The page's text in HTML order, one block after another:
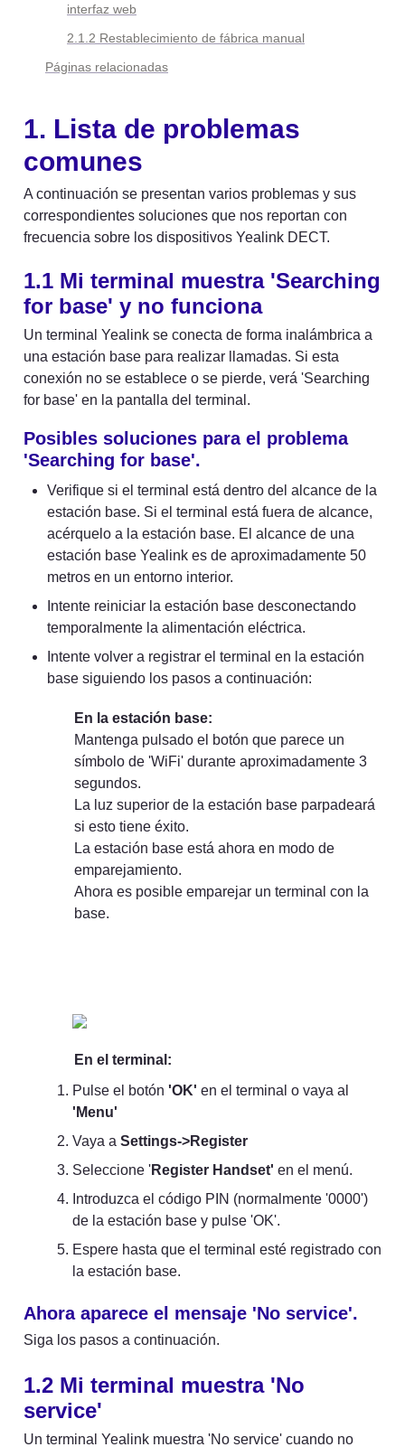
interfaz web
2.1.2 Restablecimiento de fábrica manual
Páginas relacionadas
1. Lista de problemas
comunes
A continuación se presentan varios problemas y sus
correspondientes soluciones que nos reportan con
frecuencia sobre los dispositivos Yealink DECT.
1.1 Mi terminal muestra 'Searching
for base' y no funciona
Un terminal Yealink se conecta de forma inalámbrica a
una estación base para realizar llamadas. Si esta
conexión no se establece o se pierde, verá 'Searching
for base' en la pantalla del terminal.
Posibles soluciones para el problema
'Searching for base'.
Verifique si el terminal está dentro del alcance de la
estación base. Si el terminal está fuera de alcance,
acérquelo a la estación base. El alcance de una
estación base Yealink es de aproximadamente 50
metros en un entorno interior.
Intente reiniciar la estación base desconectando
temporalmente la alimentación eléctrica.
Intente volver a registrar el terminal en la estación
base siguiendo los pasos a continuación:
Mantenga pulsado el botón que parece un
símbolo de 'WiFi' durante aproximadamente 3
segundos.
La luz superior de la estación base parpadeará
si esto tiene éxito.
La estación base está ahora en modo de
emparejamiento.
Ahora es posible emparejar un terminal con la
base.
En el terminal:
Pulse el botón 'OK'
'Menu'
Vaya a Settings->Register
Seleccione 'Register Handset' en el menú.
Introduzca el código PIN (normalmente '0000')
de la estación base y pulse 'OK'.
Espere hasta que el terminal esté registrado con
la estación base.
Ahora aparece el mensaje 'No service'.
Siga los pasos a continuación.
1.2 Mi terminal muestra 'No
service'
Un terminal Yealink muestra 'No service' cuando no